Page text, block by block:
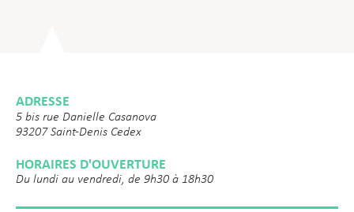
ADRESSE
5 bis rue Danielle Casanova
93207 Saint-Denis Cedex
HORAIRES D'OUVERTURE
Du lundi au vendredi, de 9h30 à 18h30